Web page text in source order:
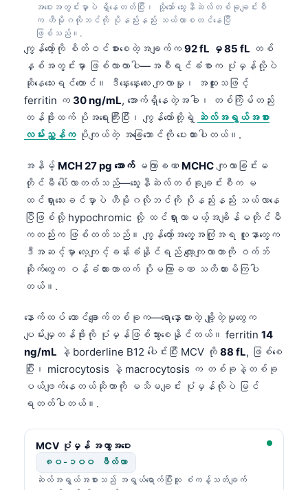
အဝေးအတွင်းမှာပဲ ရှိနေတတ်ပြီး၊ သို့သော် သွေးနီဆဲလ်တစ်ခုချင်းစီ
က ဟီမိုဂလိုဘင်ကို ပိုနည်းနည်း သယ်လာစတင်နေပြီ
ဖြစ်သည်။.
ကျွန်တော့်ကို စိတ်ဝင်စားစေတဲ့အချက်က 92 fL မှ 85 fL တစ်
နှစ်အတွင်းမှာ ဖြစ်လာတာပါ—အစီရင်ခံစာက ပုံမှန်လို့ပဲ
ဆိုနေသေးရင်တောင်။ ဒီနှေးနှေးလေး ကျလာမှု၊ အထူးသဖြင့်
ferritin က 30 ng/mL, အောက်ရှိနေတဲ့အခါ၊ တစ်ကြိမ်တည်း
တန်ဖိုးထက် ပိုအရေးကြီးပြီး၊ ကျွန်တော်တို့ရဲ့ ဆဲလ်အရွယ်အစား
လမ်းညွှန်ကပိုကျယ်တဲ့ အခြေဘောင်ကို ပေးထားပါတယ်။.
အနိမ့် MCH 27 pg အောက်မကြာခဏ MCHC ကျလာခြင်းမ
တိုင်မီ ပေါ်လာတတ်သည်—သွေးနီဆဲလ်တစ်ခုချင်းစီက မ
ထင်ရှားသေးခင်မှာပဲ ဟီမိုဂလိုဘင်ကို ပိုနည်းနည်း သယ်လာနေ
ပြီဖြစ်လို့ hypochromic လို့ ထင်ရှားလာမယ့်အချိန်မတိုင်မီ
ကတည်းက ဖြစ်တတ်သည်။ ကျွန်တော့်အတွေ့အကြုံအရ လူနာတွေက
ဒီအဆင့်မှာ လေ့ကျင့်ခန်းခံနိုင်ရည် လျော့ကျလာတာကို ဝက်ဘ်
ဆိုက်တွေက ဝန်ခံထားတာထက် ပိုမကြာခဏ သတိထားမိကြပါ
တယ်။.
နောက်ထပ် ထောင်ချောက်တစ်ခုက—ရောနှောထားတဲ့ ချို့တဲ့မှုတွေက
ပျမ်းမျှတန်ဖိုးကို ပုံမှန်ဖြစ်သွားစေနိုင်တယ်။ ferritin 14
ng/mL နဲ့ borderline B12 ပေါင်းပြီး MCV ကို 88 fL, ဖြစ်စေ
ပြီး၊ microcytosis နဲ့ macrocytosis က တစ်ခုနဲ့တစ်ခု
ပယ်ဖျက်နေတယ်ဆိုတာကို မသိမချင်း ပုံမှန်လိုပဲ မြင်
ရတတ်ပါတယ်။.
MCV ပုံမှန် အကွာအဝေး
၈၀-၁၀၀ ဖီလ်တာ
ဆဲလ်အရွယ်အစားသည် အရွယ်ရောက်ပြီးသူ စံကန့်သတ်ချက်
Polski
한국어
Magyar
Shqip
বাংলা
اردو
मराठी
తెలుగు
தமிழ்
ગુજરાતી
ಕನ್ನಡ
മലയാളം
Bahasa Melayu
Tagalog
ไทย
ភាសាខ្មែរ
Kiswahili
አማርኛ
Українська